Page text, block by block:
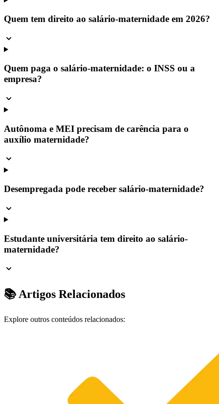
Quem tem direito ao salário-maternidade em 2026?
Quem paga o salário-maternidade: o INSS ou a
empresa?
Autônoma e MEI precisam de carência para o
auxílio maternidade?
Desempregada pode receber salário-maternidade?
Estudante universitária tem direito ao salário-
maternidade?
📚 Artigos Relacionados
Explore outros conteúdos relacionados: